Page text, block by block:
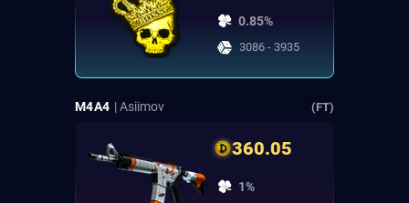
0.85%
3086 - 3935
M4A4 | Asiimov (FT)
360.05
1%